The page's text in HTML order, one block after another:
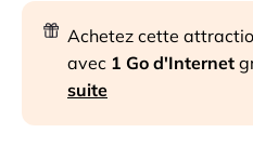
Achetez cette
avec 1 Go d'Internet
suite